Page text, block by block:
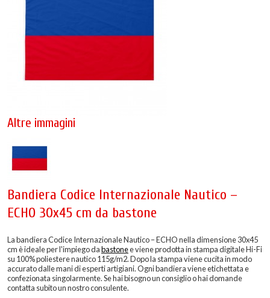
Altre immagini
Bandiera Codice Internazionale Nautico –
ECHO 30x45 cm da bastone
La bandiera Codice Internazionale Nautico – ECHO nella dimensione 30x45
cm è ideale per l'impiego dabastonee viene prodotta in stampa digitale Hi-Fi
su 100% poliestere nautico 115g/m2. Dopo la stampa viene cucita in modo
accurato dalle mani di esperti artigiani. Ogni bandiera viene etichettata e
confezionata singolarmente. Se hai bisogno un consiglio o hai domande
contatta subito un nostro consulente.